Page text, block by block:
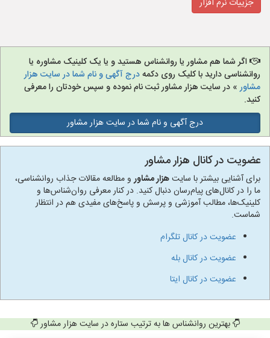
جزییات نرم افزار
اگر شما هم مشاور یا روانشناس هستید و یا یک کلینیک مشاوره یا
روانشناسی دارید با کلیک روی دکمهدرج آگهی و نام شما در سایت هزار
مشاور» در سایت هزار مشاور ثبت نام نموده و سپس خودتان را معرفی
کنید.
درج آگهی و نام شما در سایت هزار مشاور
عضویت در کانال هزار مشاور
برای آشنایی بیشتر با سایتهزار مشاورو مطالعه مقالات جذاب روانشناسی،
ما را در کانال‌های پیام‌رسان دنبال کنید. در کنار معرفی روان‌شناس‌ها و
کلینیک‌ها، مطالب آموزشی و پرسش و پاسخ‌های مفیدی هم در انتظار
شماست.
عضویت در کانال تلگرام
عضویت در کانال بله
عضویت در کانال ایتا
بهترین روانشناس ها به ترتیب ستاره در سایت هزار مشاور